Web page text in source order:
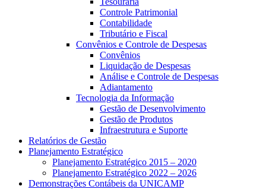
Controle Patrimonial
Contabilidade
Tributário e Fiscal
Convênios e Controle de Despesas
Convênios
Liquidação de Despesas
Análise e Controle de Despesas
Adiantamento
Tecnologia da Informação
Gestão de Desenvolvimento
Gestão de Produtos
Infraestrutura e Suporte
Relatórios de Gestão
Planejamento Estratégico
Planejamento Estratégico 2015 – 2020
Planejamento Estratégico 2022 – 2026
Demonstrações Contábeis da UNICAMP